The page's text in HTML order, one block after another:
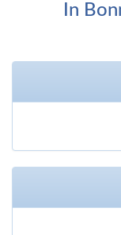
In